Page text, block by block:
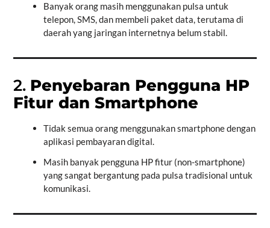
Banyak orang masih menggunakan pulsa untuk
telepon, SMS, dan membeli paket data, terutama di
daerah yang jaringan internetnya belum stabil.
2. Penyebaran Pengguna HP
Fitur dan Smartphone
Tidak semua orang menggunakan smartphone dengan
aplikasi pembayaran digital.
Masih banyak pengguna HP fitur (non-smartphone)
yang sangat bergantung pada pulsa tradisional untuk
komunikasi.